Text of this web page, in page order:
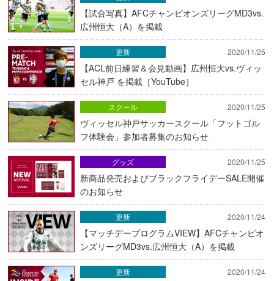
【試合写真】AFCチャンピオンズリーグMD3vs.
広州恒大（A）を掲載
2020/11/25
【ACL前日練習＆会見動画】広州恒大vs.ヴィッ
セル神戸 を掲載［YouTube］
更新
2020/11/25
ヴィッセル神戸サッカースクール「フットゴル
フ体験会」参加者募集のお知らせ
スクール
2020/11/25
新商品発売およびブラックフライデーSALE開催
のお知らせ
グッズ
2020/11/24
【マッチデープログラムVIEW】AFCチャンピオ
ンズリーグMD3vs.広州恒大（A）を掲載
更新
2020/11/24
更新